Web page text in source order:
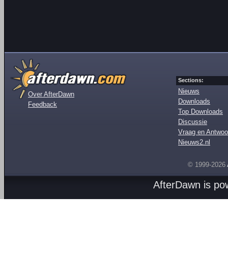
Over AfterDawn
Feedback
Sections:
Nieuws
Downloads
Top Downloads
Discussie
Vraag en
Nieuws2.nl
© 1999-2026
AfterDawn is